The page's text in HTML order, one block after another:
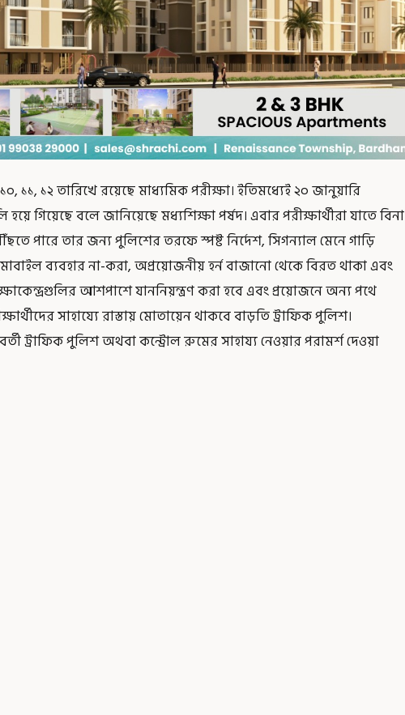
১১, ১২ তারিখে রয়েছে মাধ্যমিক পরীক্ষা। ইতিমধ্যেই ২০ জানুয়ারি
গিয়েছে বলে জানিয়েছে মধ্যশিক্ষা পর্ষদ। এবার পরীক্ষার্থীরা যাতে বিনা
পারে তার জন্য পুলিশের তরফে স্পষ্ট নির্দেশ, সিগন্যাল মেনে গাড়ি
ব্যবহার না-করা, অপ্রয়োজনীয় হর্ন বাজানো থেকে বিরত থাকা এবং
আশপাশে যাননিয়ন্ত্রণ করা হবে এবং প্রয়োজনে অন্য পথে
সাহায্যে রাস্তায় মোতায়েন থাকবে বাড়তি ট্রাফিক পুলিশ।
ট্রাফিক পুলিশ অথবা কন্ট্রোল রুমের সাহায্য নেওয়ার পরামর্শ দেওয়া